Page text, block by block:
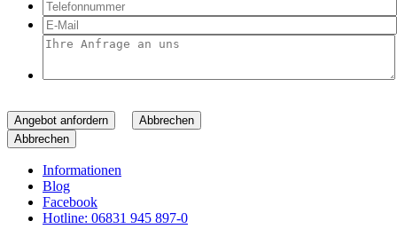
Angebot anfordern
Abbrechen
Abbrechen
Informationen
Blog
Facebook
Hotline: 06831 945 897-0